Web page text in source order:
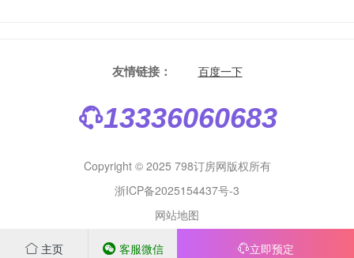
友情链接： 百度一下
13336060683
Copyright © 2025 798订房网版权所有
浙ICP备2025154437号-3
网站地图
主页 客服微信 立即预定